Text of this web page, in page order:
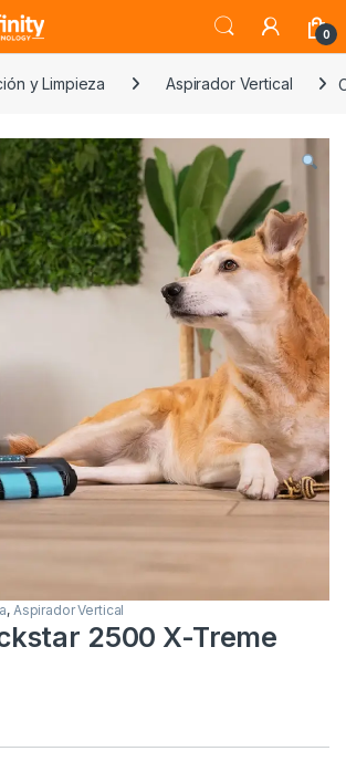
0
y Limpieza Aspirador Vertical
, Aspirador Vertical
2500 X-Treme